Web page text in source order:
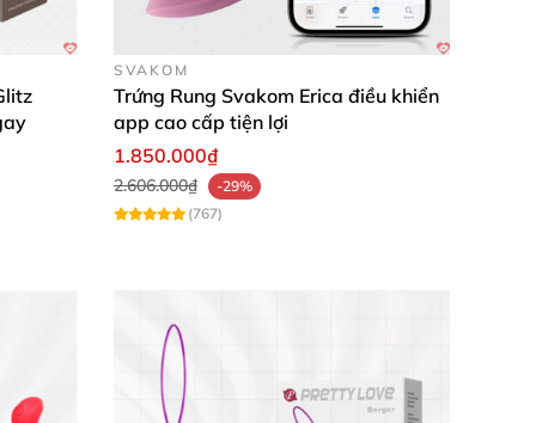
SVAKOM
Trứng Rung Svakom Erica điều khiển
app cao cấp tiện lợi
1.850.000₫
2.606.000₫
-29%
(767)